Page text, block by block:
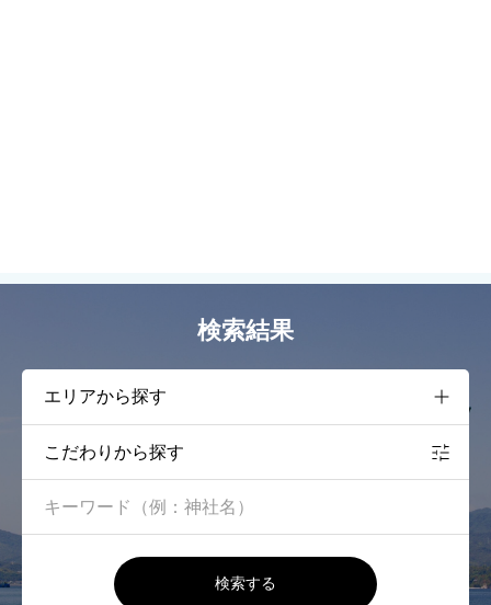
検索結果
こだわりから探す
検索する